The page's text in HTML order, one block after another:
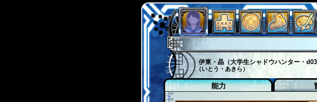
伊東・晶（大学生シャドウハンター・
（いとう・あきら）
能力